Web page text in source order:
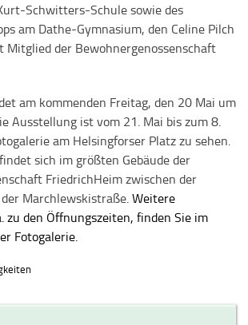
Schwitters-Schule sowie des
am Dathe-Gymnasium, den Celine Pilch
Mitglied der Bewohnergenossenschaft
am kommenden Freitag, den 20 Mai um
Ausstellung ist vom 21. Mai bis zum 8.
am Helsingforser Platz zu sehen.
sich im größten Gebäude der
FriedrichHeim zwischen der
Marchlewskistraße.Weitere
zu den Öffnungszeiten, finden Sie im
Fotogalerie.